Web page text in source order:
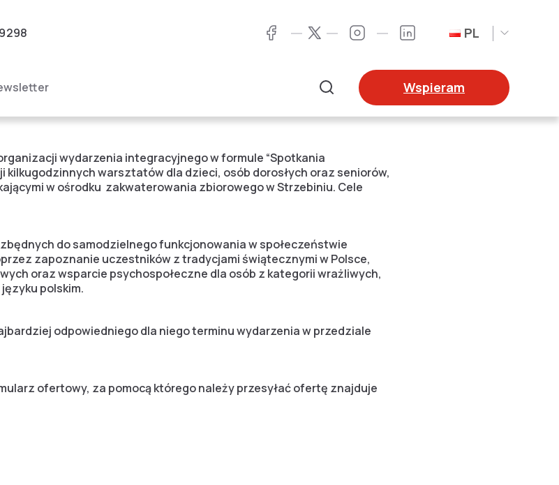
FacebookTwitter InstagramLinkedIn PL
Wspieram
wydarzenia integracyjnego w formule “Spotkania
kilkugodzinnych warsztatów dla dzieci, osób dorosłych oraz seniorów,
w ośrodku zakwaterowania zbiorowego w Strzebiniu. Cele
do samodzielnego funkcjonowania w społeczeństwie
zapoznanie uczestników z tradycjami świątecznymi w Polsce,
oraz wsparcie psychospołeczne dla osób z kategorii wrażliwych,
polskim.
odpowiedniego dla niego terminu wydarzenia w przedziale
ofertowy, za pomocą którego należy przesyłać ofertę znajduje